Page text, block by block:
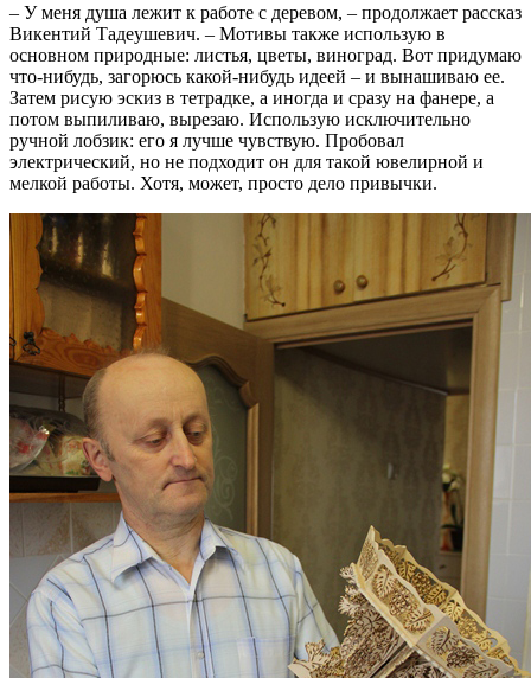
– У меня душа лежит к работе с деревом, – продолжает рассказ
Викентий Тадеушевич. – Мотивы также использую в
основном природные: листья, цветы, виноград. Вот придумаю
что-нибудь, загорюсь какой-нибудь идеей – и вынашиваю ее.
Затем рисую эскиз в тетрадке, а иногда и сразу на фанере, а
потом выпиливаю, вырезаю. Использую исключительно
ручной лобзик: его я лучше чувствую. Пробовал
электрический, но не подходит он для такой ювелирной и
мелкой работы. Хотя, может, просто дело привычки.